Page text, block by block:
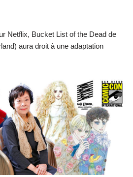
Netflix, Bucket List of the Dead de
aura droit à une adaptation